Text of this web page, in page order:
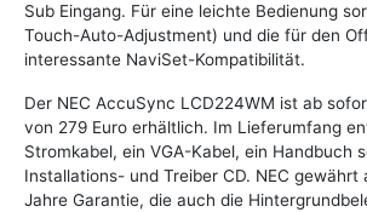
Sub Eingang. Für eine leichte Bedienung
Touch-Auto-Adjustment) und die für den
interessante NaviSet-Kompatibilität.
Der NEC AccuSync LCD224WM ist ab
von 279 Euro erhältlich. Im Lieferumfang
Stromkabel, ein VGA-Kabel, ein Handbuch
Installations- und Treiber CD. NEC gewährt
Jahre Garantie, die auch die